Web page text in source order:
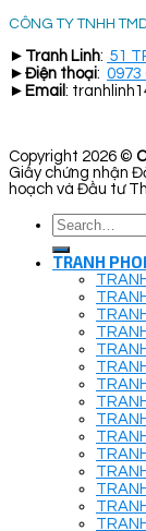
CÔNG TY TNHH
► Tranh Linh: 51
► Điện thoại: 0973
► Email :
Copyright 2026 ©
Giấy chứng nhận
hoạch và Đầu tư
Search
for:
TRANH